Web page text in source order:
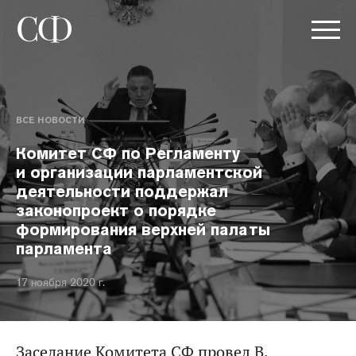
ВСЕ НОВОСТИ
Комитет СФ по Регламенту
и организации парламентской
деятельности поддержал
законопроект о порядке
формирования верхней палаты
парламента
17 ноября 2020 г.